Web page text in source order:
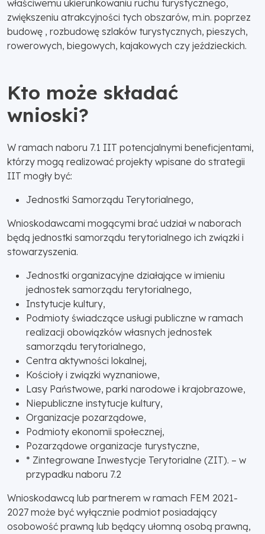
właściwemu ukierunkowaniu ruchu turystycznego,
zwiększeniu atrakcyjności tych obszarów, m.in. poprzez
budowę , rozbudowę szlaków turystycznych, pieszych,
rowerowych, biegowych, kajakowych czy jeździeckich.
Kto może składać
wnioski?
W ramach naboru 7.1 IIT potencjalnymi beneficjentami,
którzy mogą realizować projekty wpisane do strategii
IIT mogły być:
Jednostki Samorządu Terytorialnego,
Wnioskodawcami mogącymi brać udział w naborach
będą jednostki samorządu terytorialnego ich związki i
stowarzyszenia.
Jednostki organizacyjne działające w imieniu
jednostek samorządu terytorialnego,
Instytucje kultury,
Podmioty świadczące usługi publiczne w ramach
realizacji obowiązków własnych jednostek
samorządu terytorialnego,
Centra aktywności lokalnej,
Kościoły i związki wyznaniowe,
Lasy Państwowe, parki narodowe i krajobrazowe,
Niepubliczne instytucje kultury,
Organizacje pozarządowe,
Podmioty ekonomii społecznej,
Pozarządowe organizacje turystyczne,
* Zintegrowane Inwestycje Terytorialne (ZIT). – w
przypadku naboru 7.2
Wnioskodawcą lub partnerem w ramach FEM 2021-
2027 może być wyłącznie podmiot posiadający
osobowość prawną lub będący ułomną osobą prawną,